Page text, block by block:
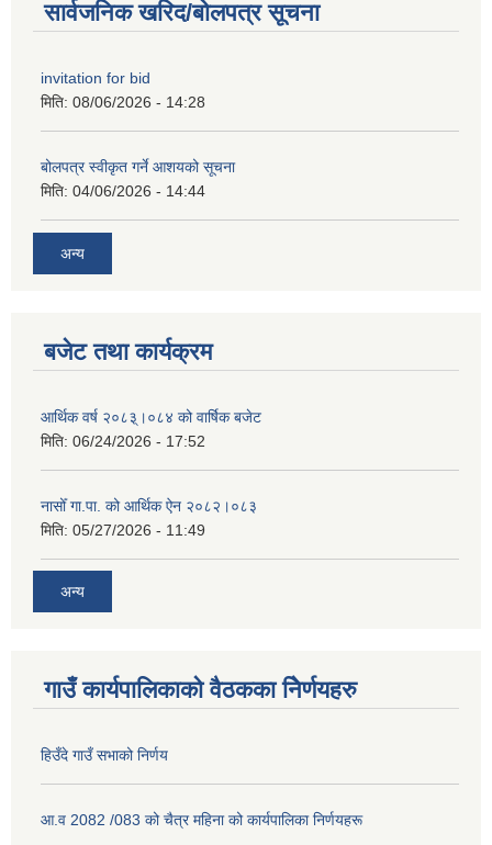
सार्वजनिक खरिद/बोलपत्र सूचना
invitation for bid
मिति: 08/06/2026 - 14:28
बोलपत्र स्वीकृत गर्ने आशयको सूचना
मिति: 04/06/2026 - 14:44
अन्य
बजेट तथा कार्यक्रम
आर्थिक वर्ष २०८३्।०८४ को वार्षिक बजेट
मिति: 06/24/2026 - 17:52
नासोँ गा.पा. को आर्थिक ऐन २०८२।०८३
मिति: 05/27/2026 - 11:49
अन्य
गाउँ कार्यपालिकाको वैठकका निेर्णयहरु
हिउँदे गाउँ सभाको निर्णय
आ.व 2082 /083 को चैत्र महिना को कार्यपालिका निर्णयहरू